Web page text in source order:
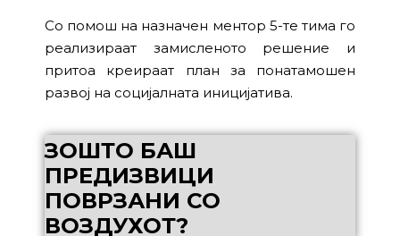
Со помош на назначен ментор 5-те тима го
реализираат замисленото решение и
притоа креираат план за понатамошен
развој на социјалната иницијатива.
ЗОШТО БАШ
ПРЕДИЗВИЦИ
ПОВРЗАНИ СО
ВОЗДУХОТ?